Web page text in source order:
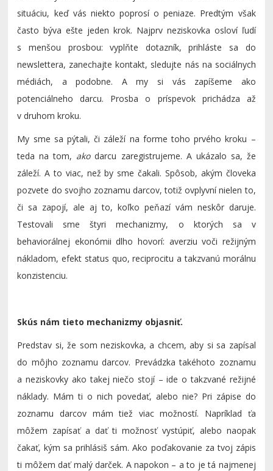
situáciu, keď vás niekto poprosí o peniaze. Predtým však
často býva ešte jeden krok. Najprv neziskovka osloví ľudí
s menšou prosbou: vyplňte dotazník, prihláste sa do
newslettera, zanechajte kontakt, sledujte nás na sociálnych
médiách, a podobne. A my si vás zapíšeme ako
potenciálneho darcu. Prosba o príspevok prichádza až
v druhom kroku.
My sme sa pýtali, či záleží na forme toho prvého kroku –
teda na tom, akodarcu zaregistrujeme. A ukázalo sa, že
záleží. A to viac, než by sme čakali. Spôsob, akým človeka
pozvete do svojho zoznamu darcov, totiž ovplyvní nielen to,
či sa zapojí, ale aj to, koľko peňazí vám neskôr daruje.
Testovali sme štyri mechanizmy, o ktorých sa v
behaviorálnej ekonómii dlho hovorí: averziu voči režijným
nákladom, efekt status quo, reciprocitu a takzvanú morálnu
konzistenciu.
Skús nám tieto mechanizmy objasniť.
Predstav si, že som neziskovka, a chcem, aby si sa zapísal
do môjho zoznamu darcov. Prevádzka takéhoto zoznamu
a neziskovky ako takej niečo stojí – ide o takzvané režijné
náklady. Mám ti o nich povedať, alebo nie? Pri zápise do
zoznamu darcov mám tiež viac možností. Napríklad ťa
môžem zapísať a dať ti možnosť vystúpiť, alebo naopak
čakať, kým sa prihlásiš sám. Ako poďakovanie za tvoj zápis
ti môžem dať malý darček. A napokon – a to je tá najmenej